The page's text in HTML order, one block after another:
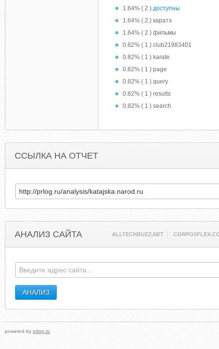
1.64% ( 2 ) доступны
1.64% ( 2 ) каратэ
1.64% ( 2 ) фильмы
0.82% ( 1 ) club21983401
0.82% ( 1 ) karate
0.82% ( 1 ) page
0.82% ( 1 ) query
0.82% ( 1 ) results
0.82% ( 1 ) search
ССЫЛКА НА ОТЧЕТ
АНАЛИЗ САЙТА ALLTECHBUZZ.NET
powered by prlog.ru